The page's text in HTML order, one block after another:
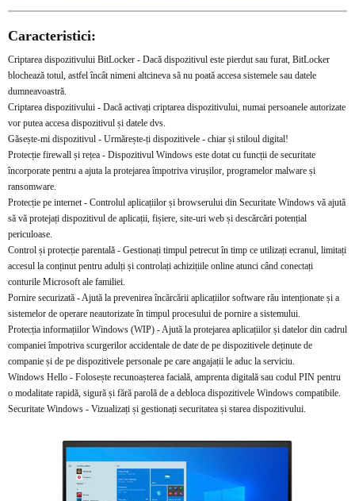
Caracteristici:
Criptarea dispozitivului BitLocker - Dacă dispozitivul este pierdut sau furat, BitLocker
blochează totul, astfel încât nimeni altcineva să nu poată accesa sistemele sau datele
dumneavoastră.
Criptarea dispozitivului - Dacă activați criptarea dispozitivului, numai persoanele autorizate
vor putea accesa dispozitivul și datele dvs.
Găsește-mi dispozitivul - Urmărește-ți dispozitivele - chiar și stiloul digital!
Protecție firewall și rețea - Dispozitivul Windows este dotat cu funcții de securitate
încorporate pentru a ajuta la protejarea împotriva virușilor, programelor malware și
ransomware.
Protecție pe internet - Controlul aplicațiilor și browserului din Securitate Windows vă ajută
să vă protejați dispozitivul de aplicații, fișiere, site-uri web și descărcări potențial
periculoase.
Control și protecție parentală - Gestionați timpul petrecut în timp ce utilizați ecranul, limitați
accesul la conținut pentru adulți și controlați achizițiile online atunci când conectați
conturile Microsoft ale familiei.
Pornire securizată - Ajută la prevenirea încărcării aplicațiilor software rău intenționate și a
sistemelor de operare neautorizate în timpul procesului de pornire a sistemului.
Protecția informațiilor Windows (WIP) - Ajută la protejarea aplicațiilor și datelor din cadrul
companiei împotriva scurgerilor accidentale de date de pe dispozitivele deținute de
companie și de pe dispozitivele personale pe care angajații le aduc la serviciu.
Windows Hello - Folosește recunoașterea facială, amprenta digitală sau codul PIN pentru
o modalitate rapidă, sigură și fără parolă de a debloca dispozitivele Windows compatibile.
Securitate Windows - Vizualizați și gestionați securitatea și starea dispozitivului.